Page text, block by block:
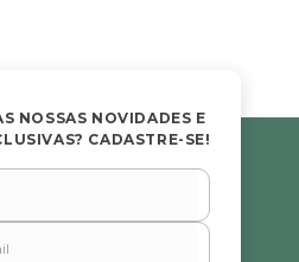
NOSSAS NOVIDADES E
CADASTRE-SE!